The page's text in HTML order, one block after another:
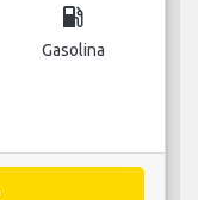
local_gas_station
Gasolina